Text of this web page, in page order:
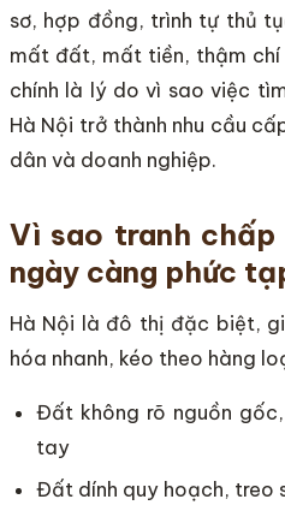
sơ, hợp đồng, trình tự thủ
mất đất, mất tiền, thậm
chính là lý do vì sao việc
Hà Nội trở thành nhu cầu
dân và doanh nghiệp.
Vì sao tranh
ngày càng phức
Hà Nội là đô thị đặc biệt,
hóa nhanh, kéo theo hàng
Đất không rõ nguồn
tay
Đất dính quy hoạch, treo